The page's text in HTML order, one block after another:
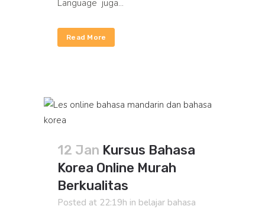
Language juga...
Read More
12 Jan Kursus Bahasa
Korea Online Murah
Berkualitas
Posted at 22:19h in belajar bahasa